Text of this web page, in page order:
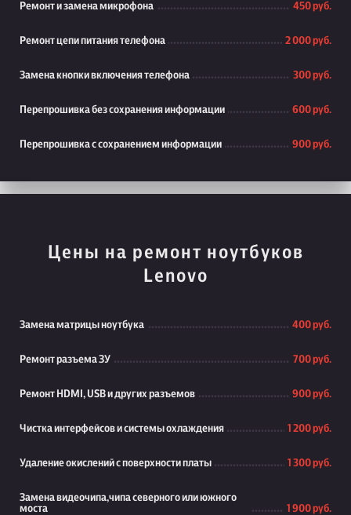
Ремонт и замена микрофона 450 руб.
Ремонт цепи питания телефона 2 000 руб.
Замена кнопки включения телефона 300 руб.
Перепрошивка без сохранения информации 600 руб.
Перепрошивка с сохранением информации 900 руб.
Цены на ремонт ноутбуков
Lenovo
Замена матрицы ноутбука 400 руб.
Ремонт разъема ЗУ 700 руб.
Ремонт HDMI, USB и других разъемов 900 руб.
Чистка интерфейсов и системы охлаждения 1 200 руб.
Удаление окислений с поверхности платы 1 300 руб.
Замена видеочипа,чипа северного или южного
моста
1 900 руб.